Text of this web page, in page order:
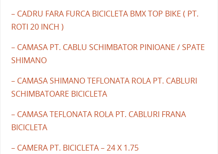
– CADRU FARA FURCA BICICLETA BMX TOP BIKE ( PT.
ROTI 20 INCH )
– CAMASA PT. CABLU SCHIMBATOR PINIOANE / SPATE
SHIMANO
– CAMASA SHIMANO TEFLONATA ROLA PT. CABLURI
SCHIMBATOARE BICICLETA
– CAMASA TEFLONATA ROLA PT. CABLURI FRANA
BICICLETA
– CAMERA PT. BICICLETA – 24 X 1.75